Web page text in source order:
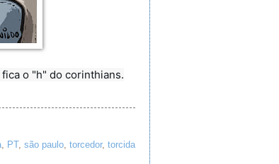
o "h" do corinthians.
, PT, são paulo, torcedor, torcida